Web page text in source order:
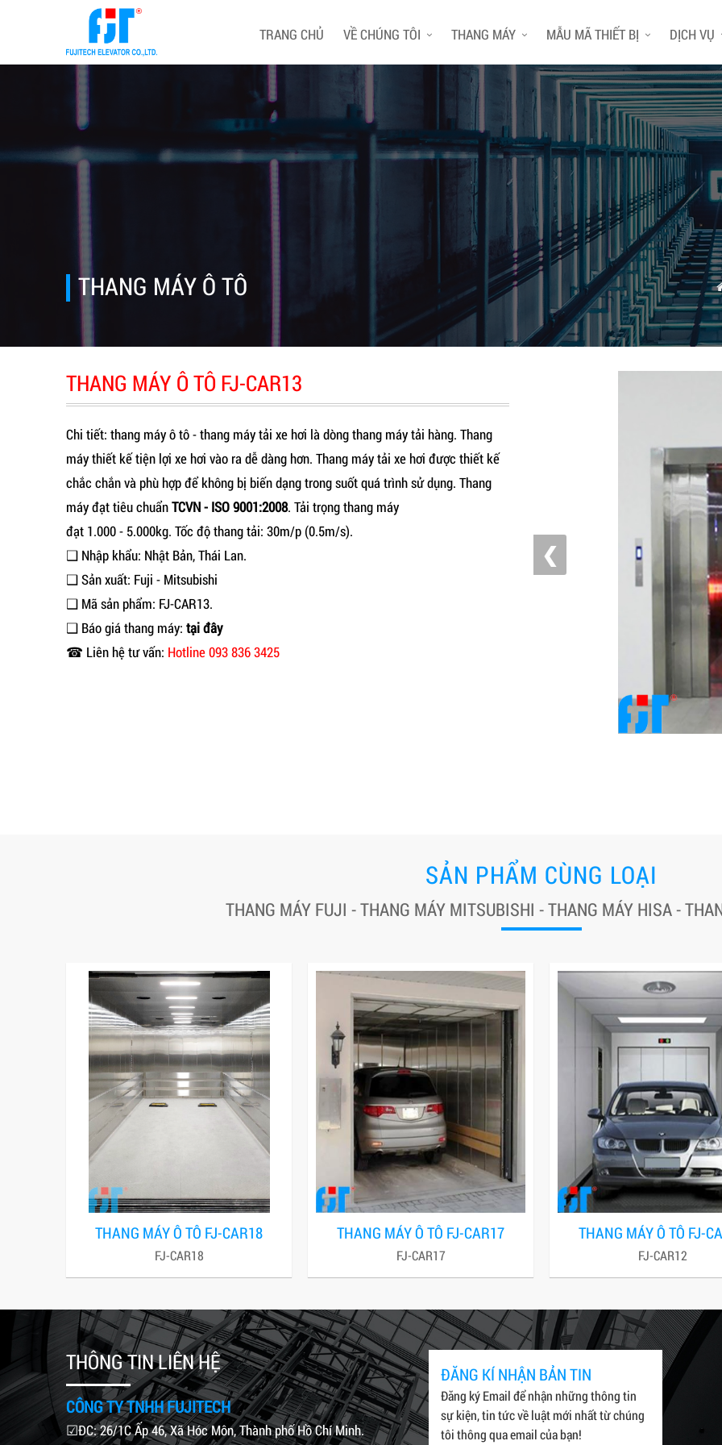
TRANG CHỦ VỀ CHÚNG TÔI THANG MÁY MẪU MÃ THIẾT BỊ DỊCH VỤ
THANG MÁY Ô TÔ
THANG MÁY Ô TÔ FJ-CAR13
Chi tiết: thang máy ô tô - thang máy tải xe hơi là dòng thang máy tải hàng. Thang
máy thiết kế tiện lợi xe hơi vào ra dễ dàng hơn. Thang máy tải xe hơi được thiết kế
chắc chắn và phù hợp để không bị biến dạng trong suốt quá trình sử dụng. Thang
máy đạt tiêu chuẩnTCVN - ISO 9001:2008. Tải trọng thang máy
đạt 1.000 - 5.000kg. Tốc độ thang tải: 30m/p (0.5m/s).
❑ Nhập khẩu: Nhật Bản, Thái Lan.
❑ Sản xuất: Fuji - Mitsubishi
❑ Mã sản phẩm: FJ-CAR13.
❑ Báo giá thang máy: tại đây
☎ Liên hệ tư vấn: Hotline 093 836 3425
❮
SẢN PHẨM CÙNG LOẠI
THANG MÁY FUJI - THANG MÁY MITSUBISHI - THANG MÁY HISA -
THANG MÁY Ô TÔ FJ-CAR18
FJ-CAR18
THANG MÁY Ô TÔ FJ-CAR17
FJ-CAR17
THANG MÁY Ô TÔ FJ-
FJ-CAR12
THÔNG TIN LIÊN HỆ
CÔNG TY TNHH FUJITECH
☑ĐC: 26/1C Ấp 46, Xã Hóc Môn, Thành phố Hồ Chí Minh.
ĐĂNG KÍ NHẬN BẢN TIN
Đăng ký Email để nhận những thông tin
sự kiện, tin tức về luật mới nhất từ chúng
tôi thông qua email của bạn!